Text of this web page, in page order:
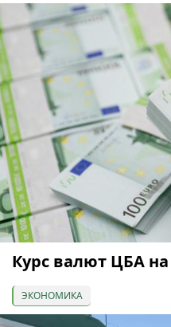
Курс валют ЦБА на
ЭКОНОМИКА